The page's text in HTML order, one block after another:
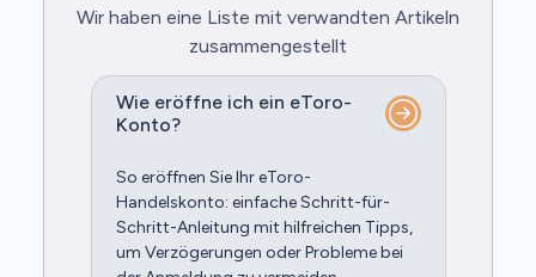
Wir haben eine Liste mit verwandten Artikeln
zusammengestellt
Wie eröffne ich ein eToro-
Konto?
So eröffnen Sie Ihr eToro-
Handelskonto: einfache Schritt-für-
Schritt-Anleitung mit hilfreichen Tipps,
um Verzögerungen oder Probleme bei